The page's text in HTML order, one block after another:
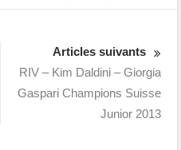
Articles suivants
RIV – Kim Daldini – Giorgia
Gaspari Champions Suisse
Junior 2013